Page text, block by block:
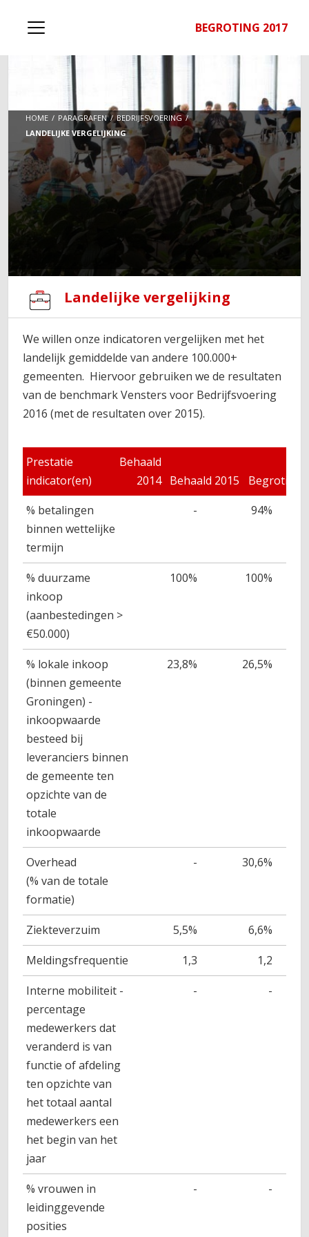
BEGROTING 2017
HOME PARAGRAFEN
BEDRIJFSVOERING
LANDELIJKE VERGELIJKING
Landelijke vergelijking
We willen onze indicatoren vergelijken met het
landelijk gemiddelde van andere 100.000+
gemeenten. Hiervoor gebruiken we de resultaten
van de benchmark Vensters voor Bedrijfsvoering
2016 (met de resultaten over 2015).
Prestatie
indicator(en)
Behaald
2014 Behaald 2015
Begroting
% betalingen
binnen wettelijke
termijn
- 94%
% duurzame
inkoop
(aanbestedingen >
€50.000)
100% 100%
% lokale inkoop
(binnen gemeente
Groningen) -
inkoopwaarde
besteed bij
leveranciers binnen
de gemeente ten
opzichte van de
totale
inkoopwaarde
23,8% 26,5%
Overhead
(% van de totale
formatie)
- 30,6%
Ziekteverzuim 5,5%
6,6%
Meldingsfrequentie
1,3
1,2
Interne mobiliteit -
percentage
medewerkers dat
veranderd is van
functie of afdeling
ten opzichte van
het totaal aantal
medewerkers een
het begin van het
jaar
- -
% vrouwen in
leidinggevende
posities
- -